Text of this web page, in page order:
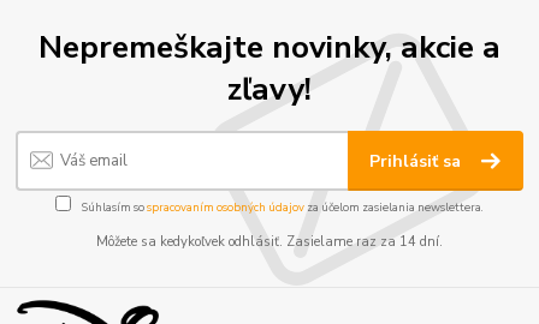
Nepremeškajte novinky, akcie a
zľavy!
Prihlásiť sa
Súhlasím sospracovaním osobných údajov za účelom zasielania newslettera.
Môžete sa kedykoľvek odhlásiť. Zasielame raz za 14 dní.